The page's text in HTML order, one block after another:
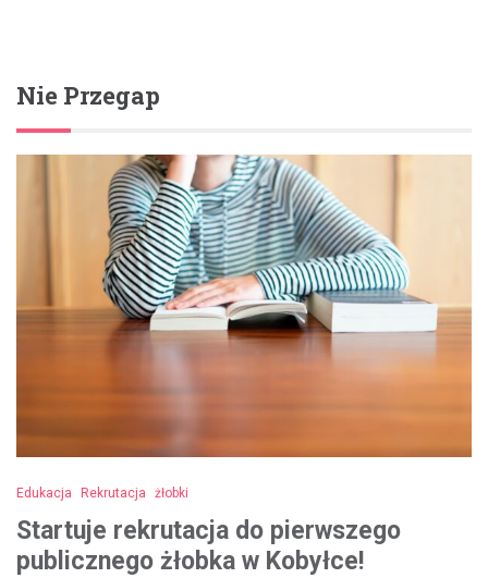
Nie Przegap
Edukacja Rekrutacja żłobki
Startuje rekrutacja do pierwszego
publicznego żłobka w Kobyłce!